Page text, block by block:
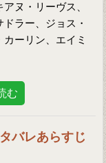
ヌ・リーヴス、
ラー、ジョス・
ーリン、エイミ
む
バレあらすじ